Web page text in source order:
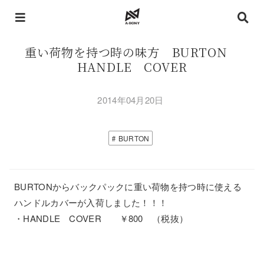
重い荷物を持つ時の味方 BURTON
HANDLE COVER
2014年04月20日
BURTON
BURTONからバックパックに重い荷物を持つ時に使える
ハンドルカバーが入荷しました！！！
・HANDLE COVER ￥800 （税抜）